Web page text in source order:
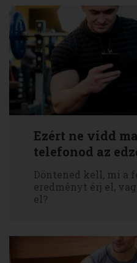
Ezért ne vidd
telefonod az
Döntened kell, mi a
eredményt érj el,
el?